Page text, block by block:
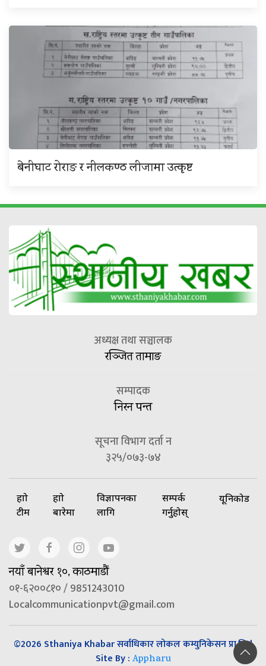
बेनीघाट रोराङ र नीलकण्ठ लीजामा उत्कृष्ट
अध्यक्ष तथा सञ्चालक
रञ्जित तामाङ
सम्पादक
निरन पन्त
सूचना विभाग दर्ता न
३२५/०७३-७४
हाम्रो
टीम
हाम्रो
बारेमा
विज्ञापनका
लागि
सम्पर्क
गर्नुहोस्
यूनिकोड
नयाँ बानेश्वर १०, काठमाडौं
०१-६२००८१० / 9851243010
Localcommunicationpvt@gmail.com
©2026 Sthaniya Khabar सर्वाधिकार लोकल कम्युनिकेसन प्रा.लि |
Site By : Appharu